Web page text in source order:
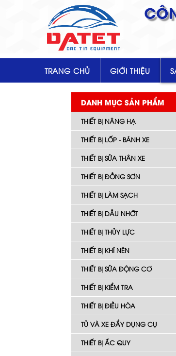
TRANG CHỦ GIỚI THIỆU
DANH MỤC SẢN PHẨM
THIẾT BỊ NÂNG HẠ
THIẾT BỊ LỐP - BÁNH XE
THIẾT BỊ SỬA THÂN XE
THIẾT BỊ ĐỒNG SƠN
THIẾT BỊ LÀM SẠCH
THIẾT BỊ DẦU NHỚT
THIẾT BỊ THỦY LỰC
THIẾT BỊ KHÍ NÉN
THIẾT BỊ SỬA ĐỘNG CƠ
THIẾT BỊ KIỂM TRA
THIẾT BỊ ĐIỀU HÒA
TỦ VÀ XE ĐẨY DỤNG CỤ
THIẾT BỊ ẮC QUY